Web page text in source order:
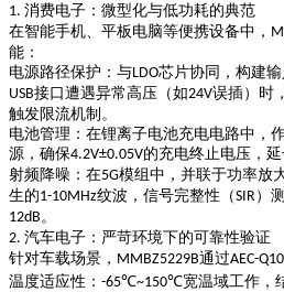
1. 消费电子：微型化与低功耗的典范
在智能手机、平板电脑等便携设备中，
能：
电源路径保护 ：与LDO芯片协同，构建
USB接口遭遇异常高压（如24V误插）时
触发限流机制。
电池管理 ：在锂离子电池充电电路中，
源，确保4.2V±0.05V的充电终止电压，延
射频降噪 ：在5G模组中，并联于功率放
生的1-10MHz纹波，信号完整性（SIR）
12dB 。
2. 汽车电子：严苛环境下的可靠性验证
针对车载场景， MMBZ5229B通过AEC-
温度适应性 ： -65℃~150℃宽温域工作，